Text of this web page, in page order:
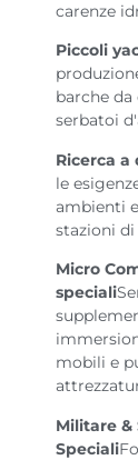
carenze
Piccoli
barche
serbatoi
Ricerca
le
ambienti
stazioni
Micro
speciali
mobili e
Militare
Speciali